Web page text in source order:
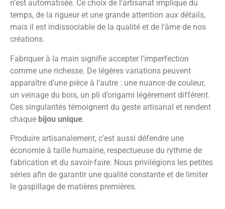
n’est automatisée. Ce choix de l’artisanat implique du
temps, de la rigueur et une grande attention aux détails,
mais il est indissociable de la qualité et de l’âme de nos
créations.
Fabriquer à la main signifie accepter l’imperfection
comme une richesse. De légères variations peuvent
apparaître d’une pièce à l’autre : une nuance de couleur,
un veinage du bois, un pli d’origami légèrement différent.
Ces singularités témoignent du geste artisanal et rendent
chaque bijou unique.
Produire artisanalement, c’est aussi défendre une
économie à taille humaine, respectueuse du rythme de
fabrication et du savoir-faire. Nous privilégions les petites
séries afin de garantir une qualité constante et de limiter
le gaspillage de matières premières.